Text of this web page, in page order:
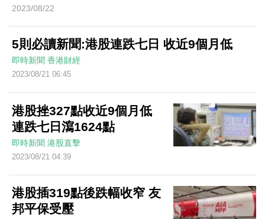
2023/08/22
5則必讀新聞:港股連跌七日 收近9個月低
即時新聞 香港財經
2023/08/21 06:45
港股挫327點收近9個月低
連跌七日瀉1624點
即時新聞 港股直擊
2023/08/21 04:39
港股插319點後跌幅收窄 友
邦平保受壓